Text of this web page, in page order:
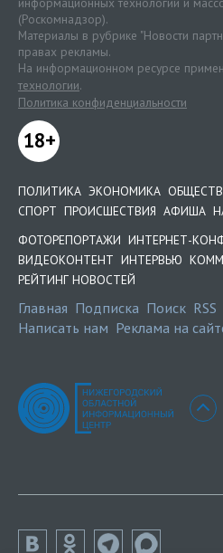
(Роскомнадзор).
Материалы в рубрике "Новости
правах рекламы.
На информационном ресурсе
технологии.
Политика конфиденциальности
18+
ПОЛИТИКА ЭКОНОМИКА
СПОРТ ПРОИСШЕСТВИЯ АФИША
ФОТОРЕПОРТАЖИ ИНТЕРНЕТ-
ВИДЕОКОНТЕНТ ИНТЕРВЬЮ
РЕЙТИНГ НОВОСТЕЙ
Главная Подписка Поиск RSS
Написать нам Реклама на